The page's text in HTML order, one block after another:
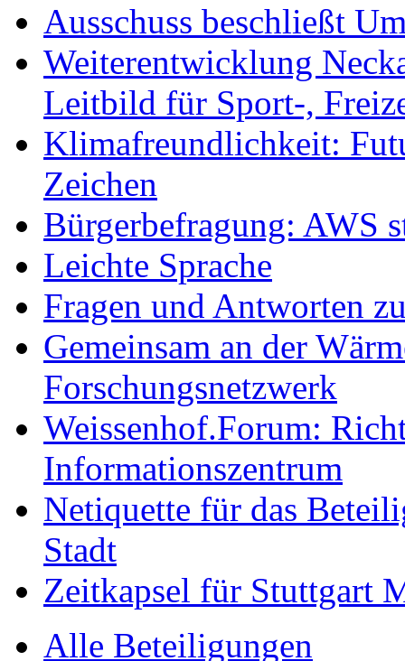
Ausschuss beschließt
Weiterentwicklung
Leitbild für Sport-,
Klimafreundlichkeit:
Zeichen
Bürgerbefragung: AWS
Leichte Sprache
Fragen und Antworten
Gemeinsam an der
Forschungsnetzwerk
Weissenhof.Forum:
Informationszentrum
Netiquette für das
Stadt
Zeitkapsel für Stuttgart
Alle Beteiligungen